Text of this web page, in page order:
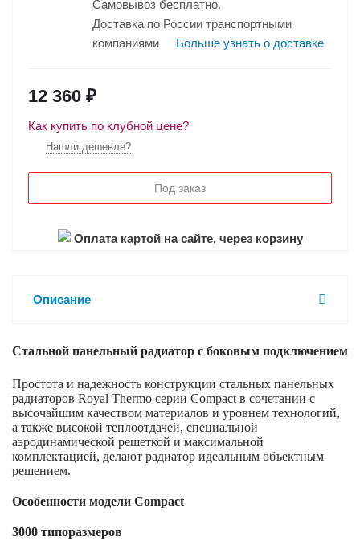
Самовывоз бесплатно.
Доставка по России транспортными
компаниями
Больше узнать о доставке
12 360 ₽
Как купить по клубной цене?
Нашли дешевле?
Под заказ
Оплата картой на сайте, через корзину
Описание
Стальной панельный радиатор с боковым подключением
Простота и надежность конструкции стальных панельных
радиаторов Royal Thermo серии Compact в сочетании с
высочайшим качеством материалов и уровнем технологий,
а также высокой теплоотдачей, специальной
аэродинамической решеткой и максимальной
комплектацией, делают радиатор идеальным объектным
решением.
Особенности модели Compact
3000 типоразмеров